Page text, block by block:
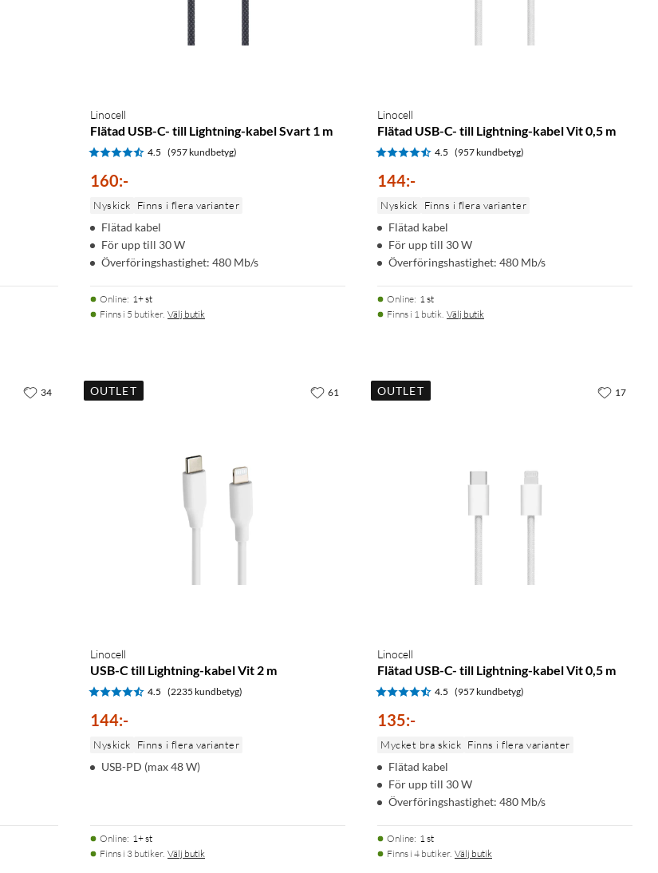
Linocell
Flätad USB-C- till Lightning-kabel Svart 1 m
4.5 (957 kundbetyg)
160:-
Nyskick Finns i flera varianter
Flätad kabel
För upp till 30 W
Överföringshastighet: 480 Mb/s
Online: 1+ st
Finns i 5 butiker. Välj butik
Linocell
Flätad USB-C- till Lightning-kabel Vit 0,5 m
4.5 (957 kundbetyg)
144:-
Nyskick Finns i flera varianter
Flätad kabel
För upp till 30 W
Överföringshastighet: 480 Mb/s
Online: 1 st
Finns i 1 butik. Välj butik
34 OUTLET
Linocell
USB-C till Lightning-kabel Vit 2 m
4.5 (2235 kundbetyg)
144:-
Nyskick Finns i flera varianter
USB-PD (max 48 W)
Online: 1+ st
Finns i 3 butiker. Välj butik
61 OUTLET
Linocell
Flätad USB-C- till Lightning-kabel Vit 0,5 m
4.5 (957 kundbetyg)
135:-
Mycket bra skick Finns i flera varianter
Flätad kabel
För upp till 30 W
Överföringshastighet: 480 Mb/s
Online: 1 st
Finns i 4 butiker. Välj butik
17